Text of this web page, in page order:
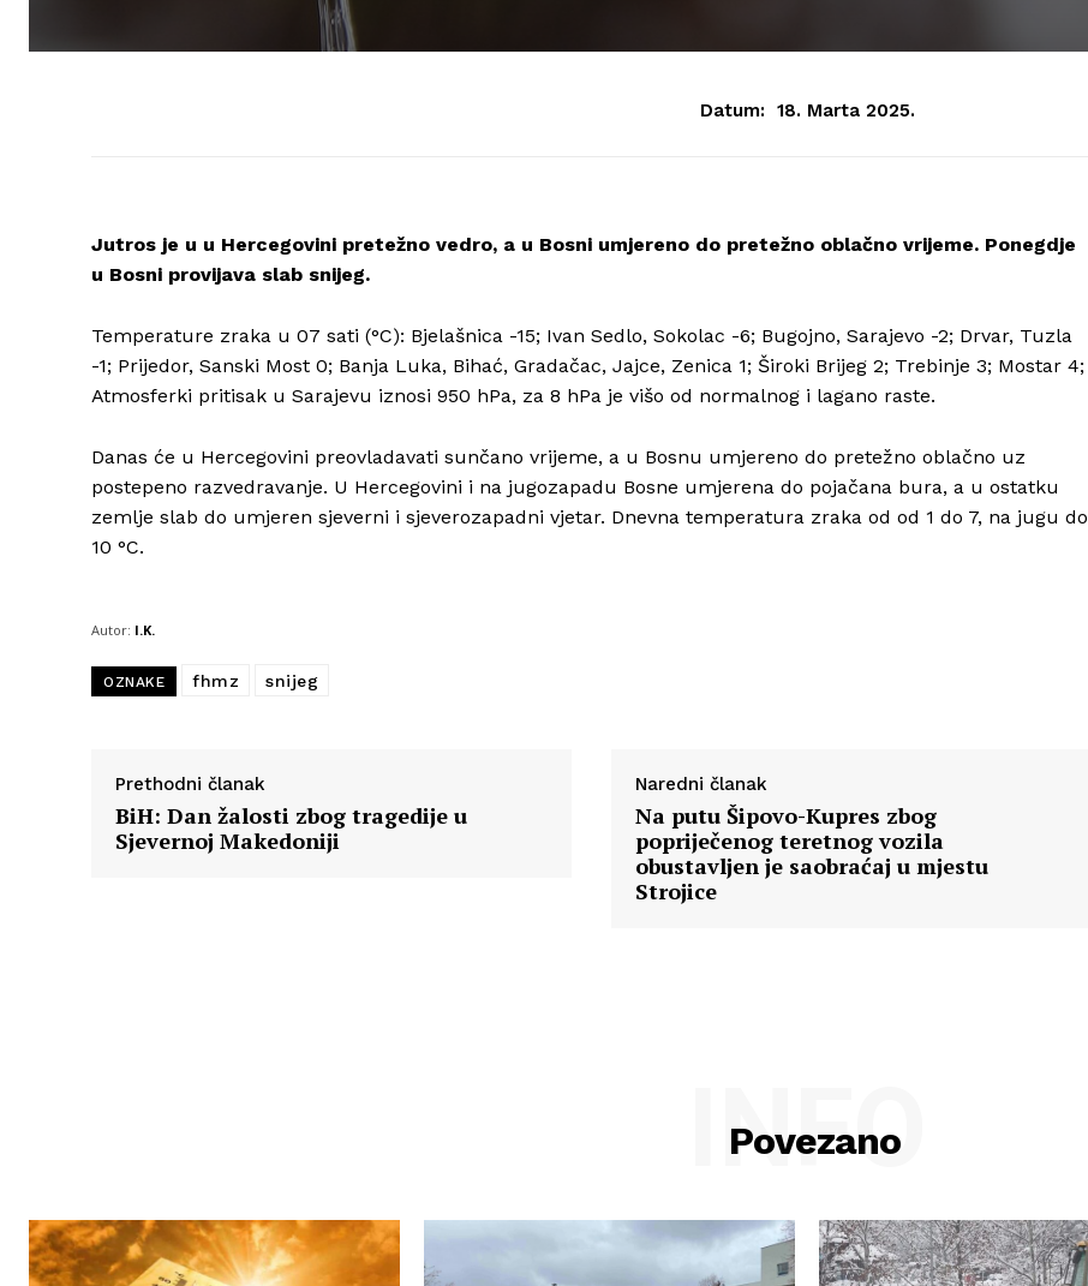
Datum: 18. Marta 2025.
Jutros je u u Hercegovini pretežno vedro, a u Bosni umjereno do pretežno oblačno vrijeme. Ponegdje
u Bosni provijava slab snijeg.
Temperature zraka u 07 sati (°C): Bjelašnica -15; Ivan Sedlo, Sokolac -6; Bugojno, Sarajevo -2; Drvar, Tuzla
-1; Prijedor, Sanski Most 0; Banja Luka, Bihać, Gradačac, Jajce, Zenica 1; Široki Brijeg 2; Trebinje 3; Mostar 4;
Atmosferki pritisak u Sarajevu iznosi 950 hPa, za 8 hPa je višo od normalnog i lagano raste.
Danas će u Hercegovini preovladavati sunčano vrijeme, a u Bosnu umjereno do pretežno oblačno uz
postepeno razvedravanje. U Hercegovini i na jugozapadu Bosne umjerena do pojačana bura, a u ostatku
zemlje slab do umjeren sjeverni i sjeverozapadni vjetar. Dnevna temperatura zraka od od 1 do 7, na jugu do
10 °C.
Autor: I.K.
OZNAKE fhmz snijeg
Prethodni članak
BiH: Dan žalosti zbog tragedije u
Sjevernoj Makedoniji
Naredni članak
Na putu Šipovo-Kupres zbog
popriječenog teretnog vozila
obustavljen je saobraćaj u mjestu
Strojice
Povezano
INFO